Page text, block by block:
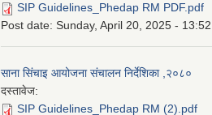
SIP Guidelines_Phedap RM PDF.pdf
Post date: Sunday, April 20, 2025 - 13:52
साना सिंचाइ आयोजना संचालन निर्देशिका ,२०८०
दस्तावेज:
SIP Guidelines_Phedap RM (2).pdf